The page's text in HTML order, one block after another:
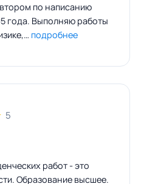
по написанию
года. Выполняю работы
подробнее
5
работ - это
Образование высшее.